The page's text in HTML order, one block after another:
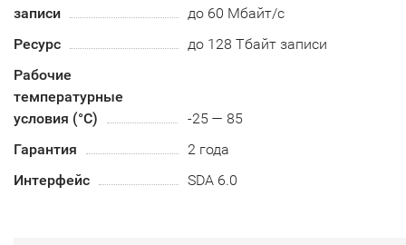
записи
до 60 Мбайт/с
Ресурс
до 128 Тбайт записи
Рабочие
температурные
условия (°С)
-25 — 85
Гарантия
2 года
Интерфейс
SDA 6.0